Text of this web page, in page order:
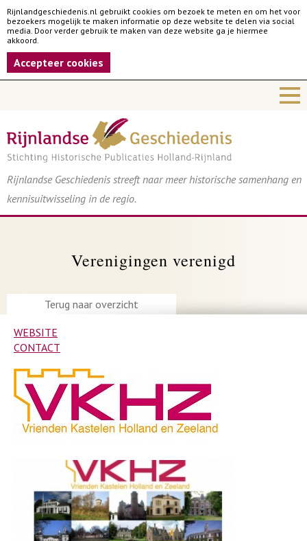
Rijnlandgeschiedenis.nl gebruikt cookies om bezoek te meten en om het voor
bezoekers mogelijk te maken informatie op deze website te delen via social
media. Door verder gebruik te maken van deze website ga je hiermee
akkoord.
Accepteer cookies
Rijnlandse Geschiedenis streeft naar meer historische samenhang en
kennisuitwisseling in de regio.
Verenigingen verenigd
Terug naar overzicht
WEBSITE
CONTACT